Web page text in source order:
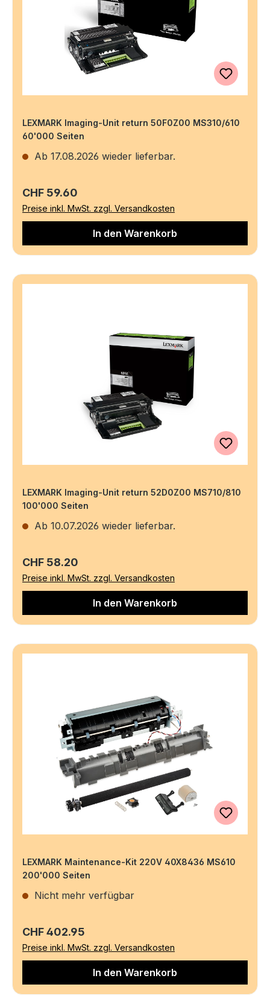
LEXMARK Imaging-Unit return 50F0Z00 MS310/610
60'000 Seiten
Ab 17.08.2026 wieder lieferbar.
Regulärer Preis:
CHF 59.60
Preise inkl. MwSt. zzgl. Versandkosten
In den Warenkorb
LEXMARK Imaging-Unit return 52D0Z00 MS710/810
100'000 Seiten
Ab 10.07.2026 wieder lieferbar.
Regulärer Preis:
CHF 58.20
Preise inkl. MwSt. zzgl. Versandkosten
In den Warenkorb
LEXMARK Maintenance-Kit 220V 40X8436 MS610
200'000 Seiten
Nicht mehr verfügbar
Regulärer Preis:
CHF 402.95
Preise inkl. MwSt. zzgl. Versandkosten
In den Warenkorb